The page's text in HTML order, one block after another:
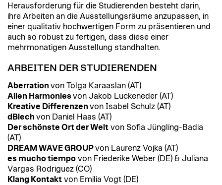
Herausforderung für die Studierenden besteht darin,
ihre Arbeiten an die Ausstellungsräume anzupassen, in
einer qualitativ hochwertigen Form zu präsentieren und
auch so robust zu fertigen, dass diese einer
mehrmonatigen Ausstellung standhalten.
ARBEITEN DER STUDIERENDEN
Aberration von Tolga Karaaslan (AT)
Alien Harmoniesvon Jakob Luckeneder (AT)
Kreative Differenzen von Isabel Schulz (AT)
dBlech von Daniel Haas (AT)
Der schönste Ort der Welt von Sofia Jüngling-Badia
(AT)
DREAM WAVE GROUPvon Laurenz Vojka (AT)
es mucho tiempo von Friederike Weber (DE) & Juliana
Vargas Rodriguez (CO)
Klang Kontakt von Emilia Vogt (DE)